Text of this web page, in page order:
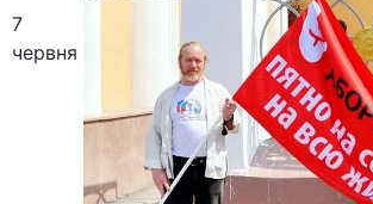
7
червня